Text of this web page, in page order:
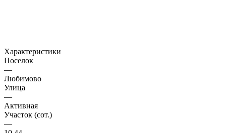
Характеристики
Поселок
—
Любимово
Улица
—
Активная
Участок (сот.)
—